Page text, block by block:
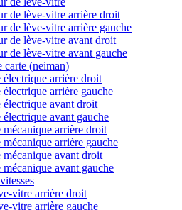
de lève-vitre arrière droit
de lève-vitre arrière gauche
de lève-vitre avant droit
de lève-vitre avant gauche
carte (neiman)
arrière droit
arrière gauche
avant droit
avant gauche
arrière droit
arrière gauche
avant droit
avant gauche
vitre arrière droit
vitre arrière gauche